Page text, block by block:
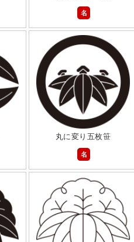
名
丸に変り五枚笹
名